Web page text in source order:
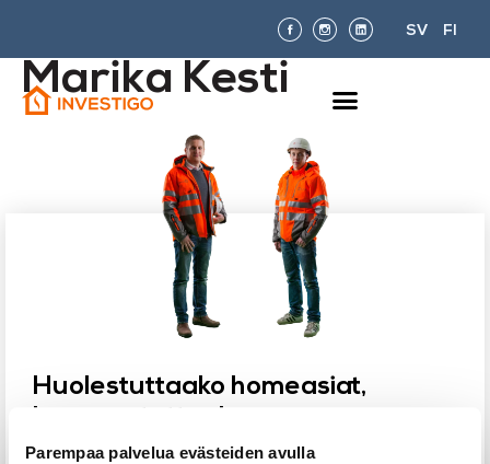
Parempaa palvelua evästeiden avulla
SV FI
Marika Kesti
Huolestuttaako homeasiat,
kotisi tai taloyhtiön kosteus- tai